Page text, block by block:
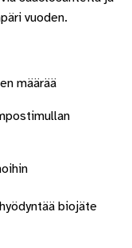
vuoden.
määrää
biojäte